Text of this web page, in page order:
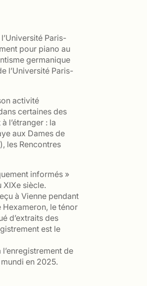
Paris-
pour piano au
germanique
l’Université Paris-
activité
certaines des
l’étranger : la
aux Dames de
les Rencontres
informés »
XIXe siècle.
à Vienne pendant
Hexameron, le ténor
d’extraits des
est le
de
en 2025.